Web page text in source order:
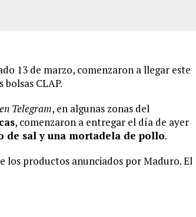
13 de marzo, comenzaron a llegar este
CLAP.
Telegram, en algunas zonas del
, comenzaron a entregar el día de ayer
sal y una mortadela de pollo.
los productos anunciados por Maduro. El